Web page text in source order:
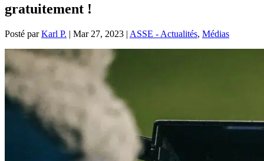
gratuitement !
Posté parKarl P. | Mar 27, 2023 | ASSE - Actualités, Médias